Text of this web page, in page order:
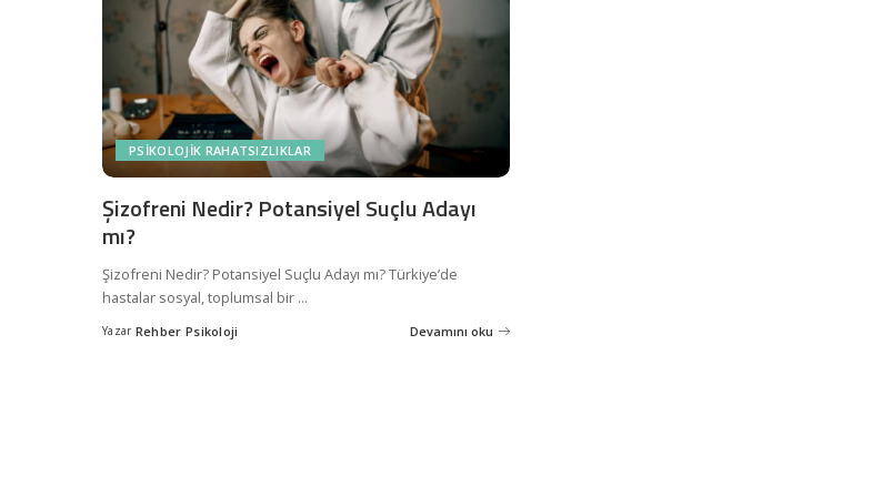
PSIKOLOJIK RAHATSIZLIKLAR
Şizofreni Nedir? Potansiyel Suçlu Adayı
mı?
Şizofreni Nedir? Potansiyel Suçlu Adayı mı? Türkiye’de
hastalar sosyal, toplumsal bir ...
Posted
Yazar Rehber Psikoloji Devamını oku